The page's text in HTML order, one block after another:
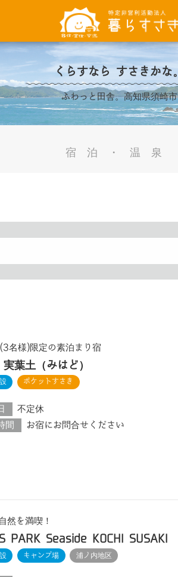
くらすなら すさきかな。
ふわっと田舎。高知県須崎市
宿泊・温泉
名様)限定の素泊まり宿
葉土（みはど）
ポケットすさき
不定休
間
お宿にお問合せください
然を満喫！
PARK Seaside KOCHI SUSAKI
キャンプ場 浦ノ内地区